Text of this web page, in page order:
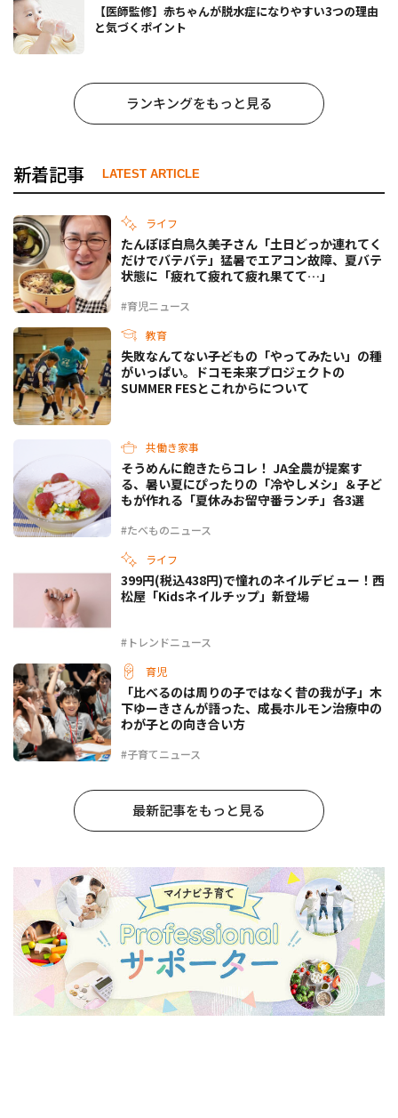
【医師監修】赤ちゃんが脱水症になりやすい3つの理由
と気づくポイント
ランキングをもっと見る
新着記事 LATEST ARTICLE
ライフ
#育児ニュース
たんぽぽ白鳥久美子さん「土日どっか連れてく
だけでバテバテ」猛暑でエアコン故障、夏バテ
状態に「疲れて疲れて疲れ果てて…」
教育
失敗なんてない――子どもの「やってみたい」の種
がいっぱい。ドコモ未来プロジェクトの
SUMMER FESとこれからについて
共働き家事
#たべものニュース
そうめんに飽きたらコレ！ JA全農が提案す
る、暑い夏にぴったりの「冷やしメシ」＆子ど
もが作れる「夏休みお留守番ランチ」各3選
ライフ
#トレンドニュース
399円(税込438円)で憧れのネイルデビュー！西
松屋「Kidsネイルチップ」新登場
育児
#子育てニュース
「比べるのは周りの子ではなく昔の我が子」木
下ゆーきさんが語った、成長ホルモン治療中の
わが子との向き合い方
最新記事をもっと見る